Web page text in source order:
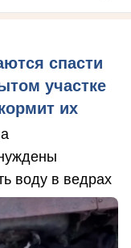
спасти
участке
их
воду в ведрах